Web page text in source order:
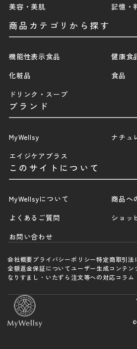
美容・美肌
記憶・
商品カテゴリから探す
機能性表示食品
健康食
化粧品
食品
ドリンク・スープ
ブランド
MyWellsy
ナチュ
エイジケアプラス
このサイトについて
MyWellsyについて
商品へ
よくあるご質問
ショッ
お問い合わせ
会社概要プライバシーポリシー特定商取引法
全額返金保証についてユーザー生成コンテン
なりすまし・いたずら注文等への対応 コラ